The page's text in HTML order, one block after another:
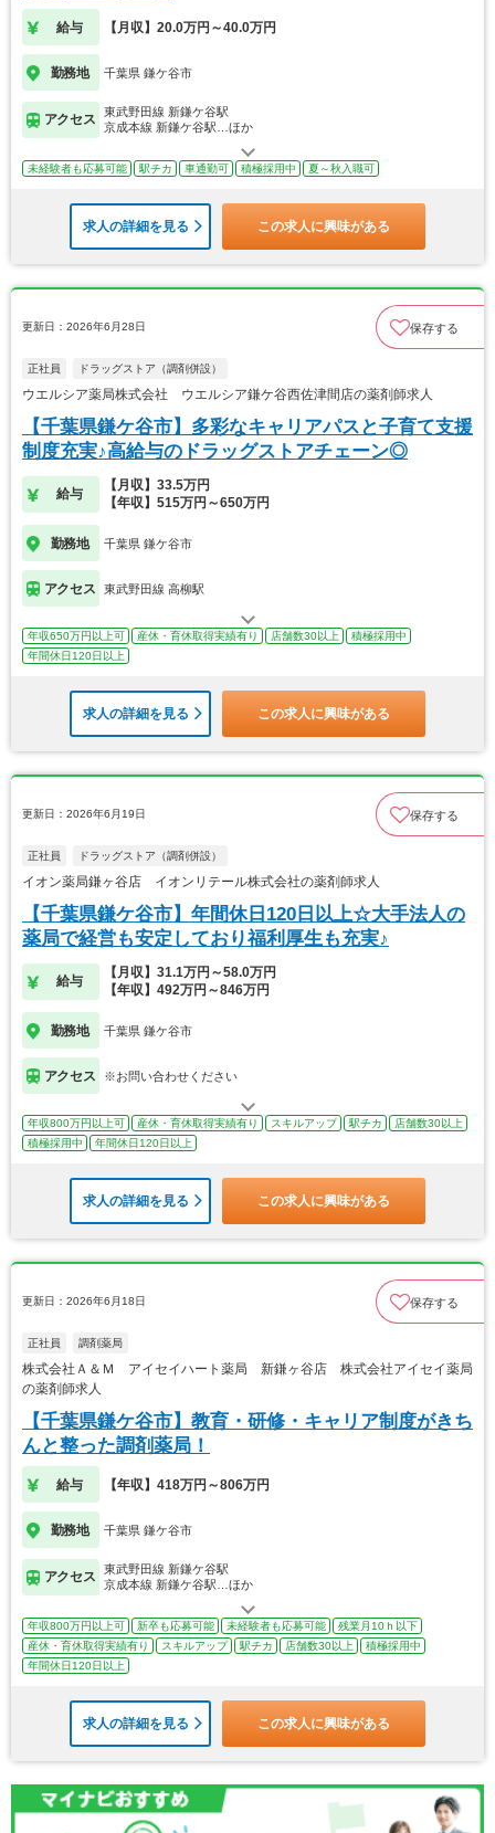
給与 【月収】20.0万円～40.0万円
勤務地 千葉県 鎌ケ谷市
アクセス
東武野田線 新鎌ケ谷駅
京成本線 新鎌ケ谷駅…ほか
未経験者も応募可能 駅チカ 車通勤可 積極採用中 夏～秋入職可
求人の詳細を見る この求人に興味がある
更新日：2026年6月28日 保存する
正社員 ドラッグストア（調剤併設）
ウエルシア薬局株式会社 ウエルシア鎌ケ谷西佐津間店の薬剤師求人
【千葉県鎌ケ谷市】多彩なキャリアパスと子育て支援
制度充実♪高給与のドラッグストアチェーン◎
給与
【月収】33.5万円
【年収】515万円～650万円
勤務地 千葉県 鎌ケ谷市
アクセス 東武野田線 高柳駅
年収650万円以上可 産休・育休取得実績有り 店舗数30以上
積極採用中
年間休日120日以上
求人の詳細を見る この求人に興味がある
更新日：2026年6月19日 保存する
正社員 ドラッグストア（調剤併設）
イオン薬局鎌ヶ谷店 イオンリテール株式会社の薬剤師求人
【千葉県鎌ケ谷市】年間休日120日以上☆大手法人の
薬局で経営も安定しており福利厚生も充実♪
給与
【月収】31.1万円～58.0万円
【年収】492万円～846万円
勤務地 千葉県 鎌ケ谷市
アクセス ※お問い合わせください
年収800万円以上可 産休・育休取得実績有り スキルアップ 駅チカ
店舗数30以上
積極採用中
年間休日120日以上
求人の詳細を見る この求人に興味がある
更新日：2026年6月18日 保存する
正社員 調剤薬局
株式会社Ａ＆Ｍ アイセイハート薬局 新鎌ヶ谷店 株式会社アイセイ薬局
の薬剤師求人
【千葉県鎌ケ谷市】教育・研修・キャリア制度がきち
んと整った調剤薬局！
給与 【年収】418万円～806万円
勤務地 千葉県 鎌ケ谷市
アクセス
東武野田線 新鎌ケ谷駅
京成本線 新鎌ケ谷駅…ほか
年収800万円以上可 新卒も応募可能 未経験者も応募可能
残業月10ｈ以下
産休・育休取得実績有り
スキルアップ 駅チカ 店舗数30以上
積極採用中
年間休日120日以上
求人の詳細を見る この求人に興味がある